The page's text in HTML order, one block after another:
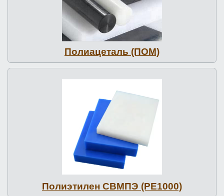
По­ли­аце­таль (ПОМ)
По­ли­эти­лен СВМПЭ (PE1000)